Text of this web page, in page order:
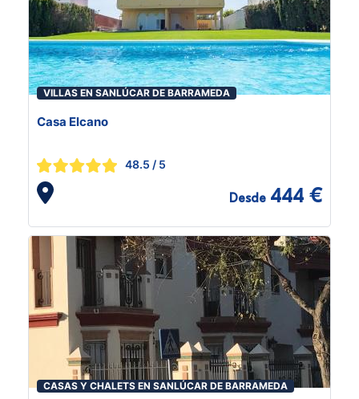
VILLAS EN SANLÚCAR DE BARRAMEDA
Casa Elcano
48.5 / 5
Desde 444 €
CASAS Y CHALETS EN SANLÚCAR DE BARRAMEDA